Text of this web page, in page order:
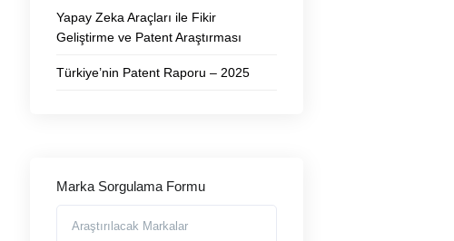
Yapay Zeka Araçları ile Fikir
Geliştirme ve Patent Araştırması
Türkiye’nin Patent Raporu – 2025
Marka Sorgulama Formu